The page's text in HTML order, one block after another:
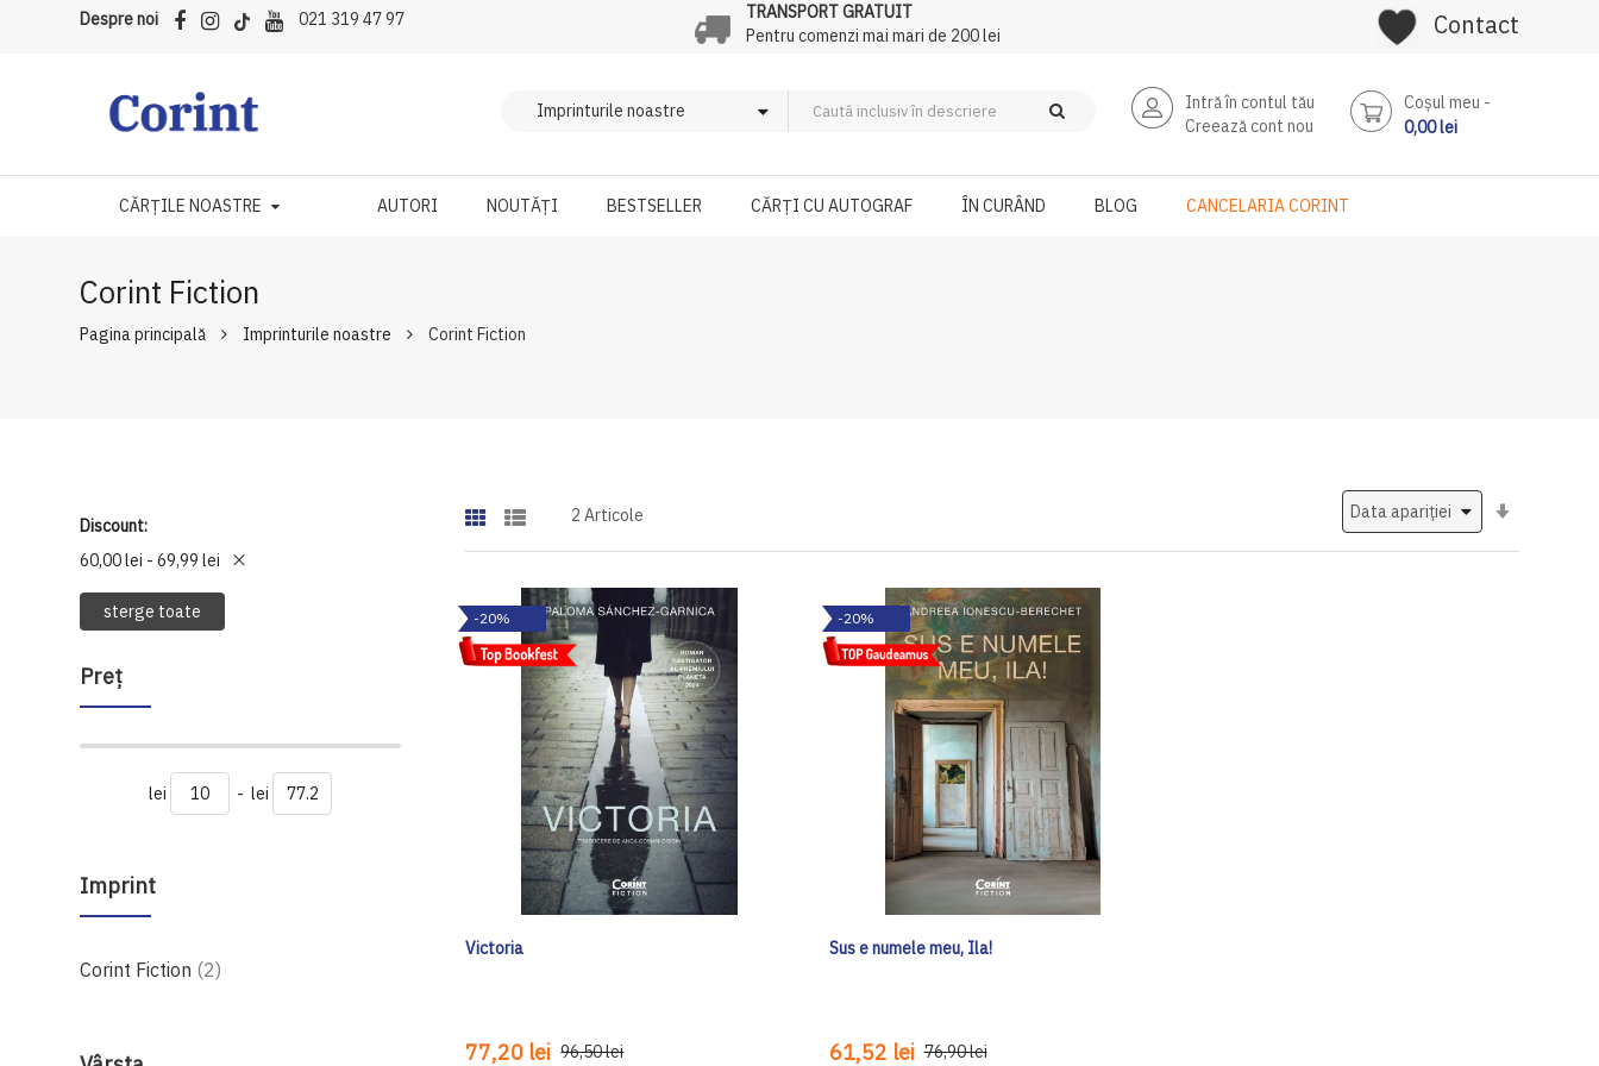
Despre noi 021 319 47 97
TRANSPORT GRATUIT
Pentru comenzi mai mari de 200 lei
Contact
Intră în contul tău
Creează cont nou
Coşul meu
0,00 lei
CĂRȚILE NOASTRE AUTORI NOUTĂȚI BESTSELLER CĂRȚI CU AUTOGRAF ÎN CURÂND BLOG CANCELARIA CORINT
Corint Fiction
Pagina principală Imprinturile noastre Corint Fiction
Discount
60,00 lei - 69,99 lei
sterge toate
Preţ
lei - lei
Imprint
Corint Fiction 2produse
2 Articole
-20%
Victoria
77,20 lei 96,50 lei
-20%
Sus e numele meu, Ila!
61,52 lei 76,90 lei